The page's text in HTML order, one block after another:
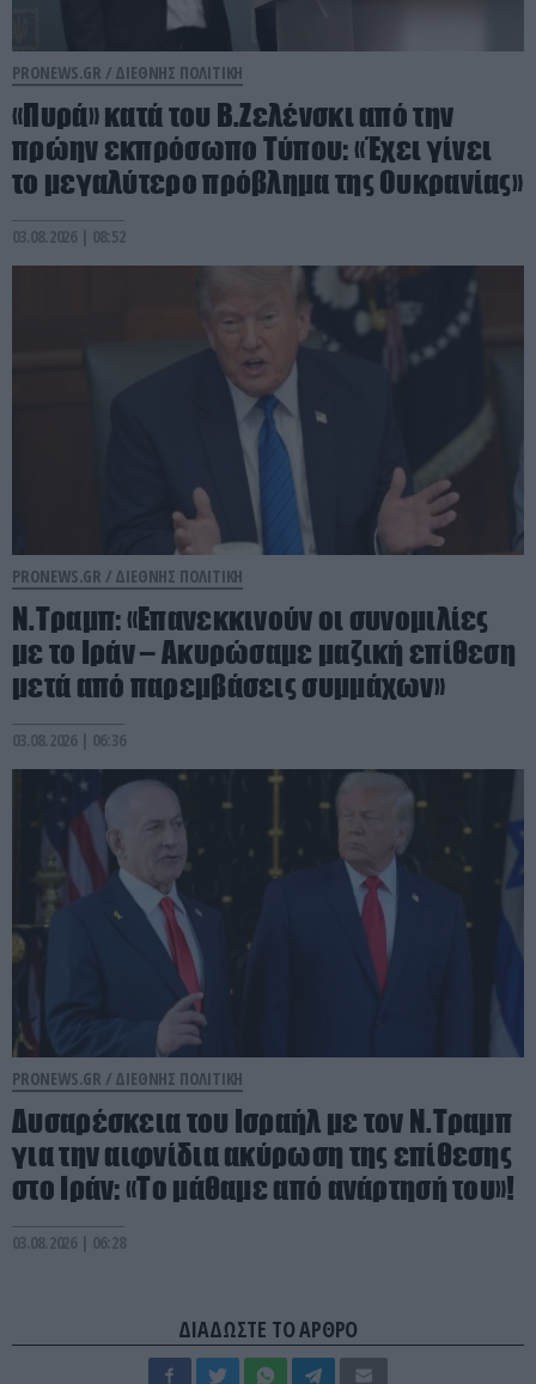
PRONEWS.GR / ΔΙΕΘΝΗΣ ΠΟΛΙΤΙΚΗ
«Πυρά» κατά του Β.Ζελένσκι από την
πρώην εκπρόσωπο Τύπου: «Έχει γίνει
το μεγαλύτερο πρόβλημα της Ουκρανίας»
03.08.2026 | 08:52
PRONEWS.GR / ΔΙΕΘΝΗΣ ΠΟΛΙΤΙΚΗ
Ν.Τραμπ: «Επανεκκινούν οι συνομιλίες
με το Ιράν – Ακυρώσαμε μαζική επίθεση
μετά από παρεμβάσεις συμμάχων»
03.08.2026 | 06:36
PRONEWS.GR / ΔΙΕΘΝΗΣ ΠΟΛΙΤΙΚΗ
Δυσαρέσκεια του Ισραήλ με τον Ν.Τραμπ
για την αιφνίδια ακύρωση της επίθεσης
στο Ιράν: «Το μάθαμε από ανάρτησή του»!
03.08.2026 | 06:28
ΔΙΑΔΩΣΤΕ ΤΟ ΑΡΘΡΟ